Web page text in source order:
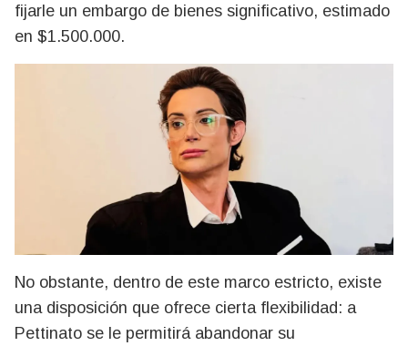
fijarle un embargo de bienes significativo, estimado
en $1.500.000.
No obstante, dentro de este marco estricto, existe
una disposición que ofrece cierta flexibilidad: a
Pettinato se le permitirá abandonar su